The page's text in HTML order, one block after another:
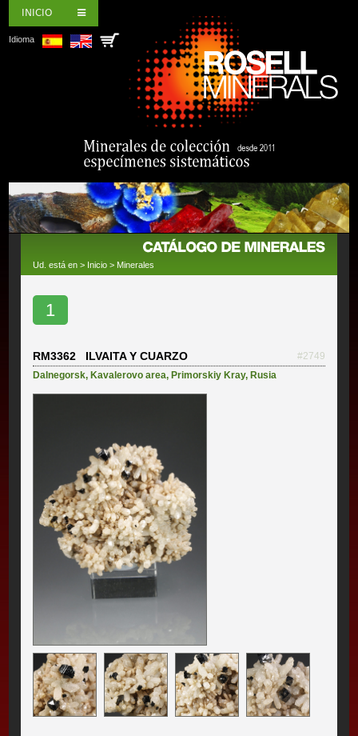
INICIO
Idioma
Ud. está en > Inicio > Minerales
1
RM3362 ILVAITA Y CUARZO
#2749
Dalnegorsk, Kavalerovo area, Primorskiy Kray, Rusia